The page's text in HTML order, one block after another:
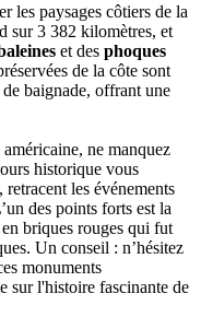
les paysages côtiers de la
sur 3 382 kilomètres, et
et des phoques
de la côte sont
baignade, offrant une
ne manquez
historique vous
les événements
des points forts est la
briques rouges qui fut
Un conseil : n’hésitez
monuments
sur l'histoire fascinante de